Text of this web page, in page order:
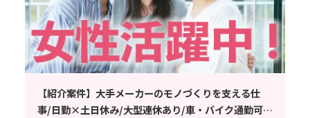
【紹介案件】大手メーカーのモノづくりを支える仕
事/日勤×土日休み/大型連休あり/車・バイク通勤可